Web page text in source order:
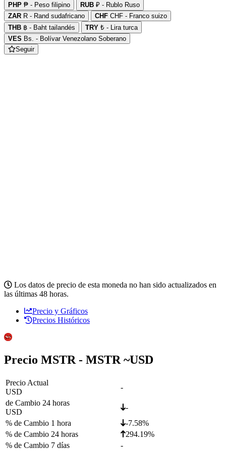
PHP ₱ - Peso filipino RUB ₽ - Rublo Ruso
ZAR R - Rand sudafricano CHF CHF - Franco suizo
THB ฿ - Baht tailandés TRY ₺ - Lira turca
VES Bs. - Bolívar Venezolano Soberano
Seguir
Los datos de precio de esta moneda no han sido actualizados en
las últimas 48 horas.
Precio y Gráficos
Precios Históricos
Precio MSTR - MSTR ~USD
Precio Actual
USD
-
de Cambio 24 horas
USD
-
% de Cambio 1 hora
-7.58%
% de Cambio 24 horas
294.19%
% de Cambio 7 días
-